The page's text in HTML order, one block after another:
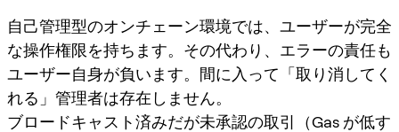
自己管理型のオンチェーン環境では、ユーザーが完全
な操作権限を持ちます。その代わり、エラーの責任も
ユーザー自身が負います。間に入って「取り消してく
れる」管理者は存在しません。
ブロードキャスト済みだが未承認の取引（Gas が低す